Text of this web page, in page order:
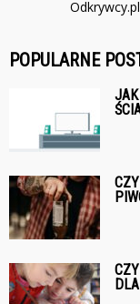
POPULARNE
JAK